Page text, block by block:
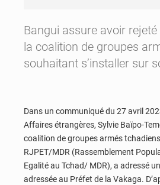
Bangui assure avoir
la coalition de groupes
souhaitant s’installer sur
Dans un communiqué du 27 avril
Affaires étrangères, Sylvie Baïpo-
coalition de groupes armés
RJPET/MDR (Rassemblement
Egalité au Tchad/ MDR), a adressé
adressée au Préfet de la Vakaga.